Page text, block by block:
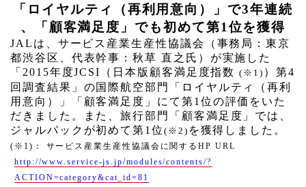
「ロイヤルティ（再利用意向）」で3年連続
、「顧客満足度」でも初めて第1 位を獲得
JAL は、サービス産業生産性協議会（事務局：東京
都渋谷区、代表幹事：秋草 直之氏）が実施した
「 2015年度JCSI （日本版顧客満足度指数 ( ※ 1) ）第4
回調査結果」の国際航空部門「ロイヤルティ（再利
用意向）」「顧客満足度」にて第1 位の評価をいた
だきました。また、旅行部門「顧客満足度」では、
ジャルパックが初めて第1位 ( ※ 2) を獲得しました。
( ※ 1) ： サービス産業生産性協議会に関するHP URL
http://www.service-js.jp/modules/contents/?
ACTION=category&cat_id=81